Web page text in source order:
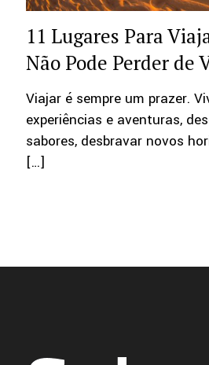
11 Lugares Para
Não Pode Perder de
Viajar é sempre um prazer.
experiências e aventuras,
sabores, desbravar novos
[…]